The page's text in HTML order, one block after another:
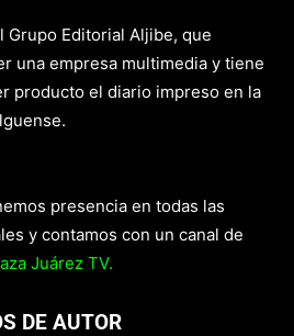
Grupo Editorial Aljibe, que
una empresa multimedia y tiene
producto el diario impreso en la
presencia en todas las
y contamos con un canal de
Juárez TV.
DE AUTOR